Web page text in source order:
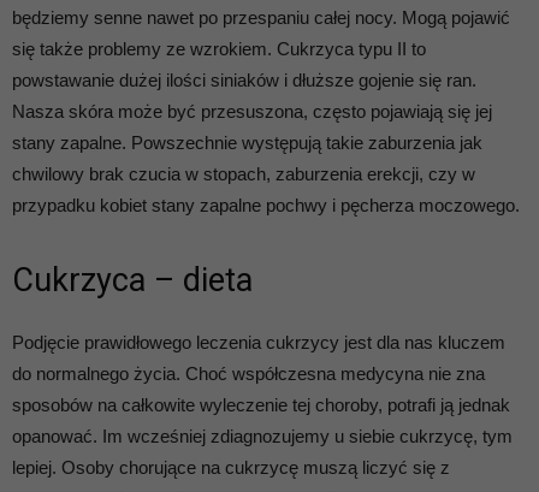
będziemy senne nawet po przespaniu całej nocy. Mogą pojawić
się także problemy ze wzrokiem. Cukrzyca typu II to
powstawanie dużej ilości siniaków i dłuższe gojenie się ran.
Nasza skóra może być przesuszona, często pojawiają się jej
stany zapalne. Powszechnie występują takie zaburzenia jak
chwilowy brak czucia w stopach, zaburzenia erekcji, czy w
przypadku kobiet stany zapalne pochwy i pęcherza moczowego.
Cukrzyca – dieta
Podjęcie prawidłowego leczenia cukrzycy jest dla nas kluczem
do normalnego życia. Choć współczesna medycyna nie zna
sposobów na całkowite wyleczenie tej choroby, potrafi ją jednak
opanować. Im wcześniej zdiagnozujemy u siebie cukrzycę, tym
lepiej. Osoby chorujące na cukrzycę muszą liczyć się z